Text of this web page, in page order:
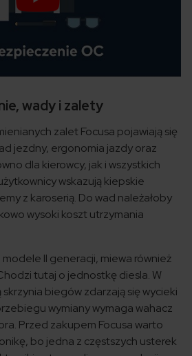
wady i zalety
zalet Focusa pojawiają się
jezdny, ergonomia jazdy oraz
dla kierowcy, jak i wszystkich
wskazują kiepskie
z karoserią. Do wad należałoby
wysoki koszt utrzymania
modele II generacji, miewa również
tutaj o jednostkę diesla. W
biegów zdarzają się wycieki
wymiany wymaga wahacz
Przed zakupem Focusa warto
bo jedna z częstszych usterek